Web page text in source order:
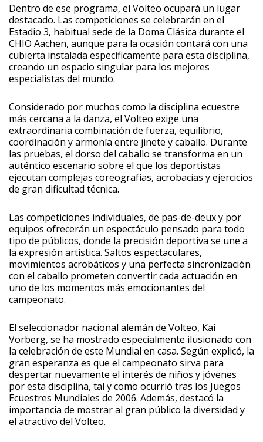
Dentro de ese programa, el Volteo ocupará un lugar
destacado. Las competiciones se celebrarán en el
Estadio 3, habitual sede de la Doma Clásica durante el
CHIO Aachen, aunque para la ocasión contará con una
cubierta instalada específicamente para esta disciplina,
creando un espacio singular para los mejores
especialistas del mundo.
Considerado por muchos como la disciplina ecuestre
más cercana a la danza, el Volteo exige una
extraordinaria combinación de fuerza, equilibrio,
coordinación y armonía entre jinete y caballo. Durante
las pruebas, el dorso del caballo se transforma en un
auténtico escenario sobre el que los deportistas
ejecutan complejas coreografías, acrobacias y ejercicios
de gran dificultad técnica.
Las competiciones individuales, de pas-de-deux y por
equipos ofrecerán un espectáculo pensado para todo
tipo de públicos, donde la precisión deportiva se une a
la expresión artística. Saltos espectaculares,
movimientos acrobáticos y una perfecta sincronización
con el caballo prometen convertir cada actuación en
uno de los momentos más emocionantes del
campeonato.
El seleccionador nacional alemán de Volteo, Kai
Vorberg, se ha mostrado especialmente ilusionado con
la celebración de este Mundial en casa. Según explicó, la
gran esperanza es que el campeonato sirva para
despertar nuevamente el interés de niños y jóvenes
por esta disciplina, tal y como ocurrió tras los Juegos
Ecuestres Mundiales de 2006. Además, destacó la
importancia de mostrar al gran público la diversidad y
el atractivo del Volteo.